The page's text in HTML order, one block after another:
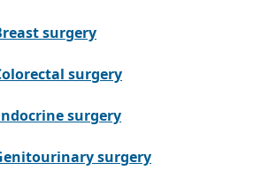
surgery
surgery
surgery
surgery